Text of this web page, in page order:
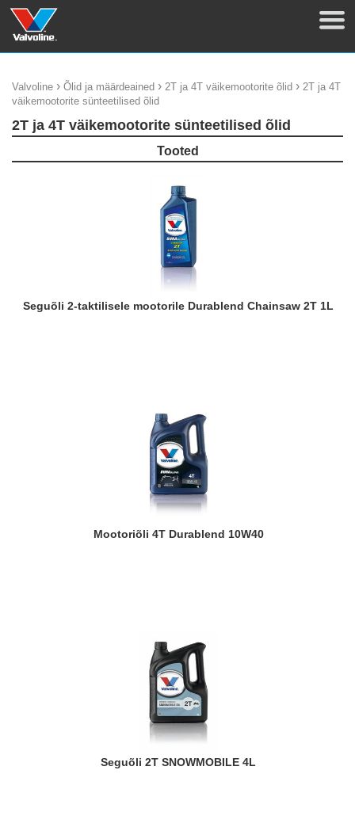
Valvoline › Õlid ja määrdeained › 2T ja 4T väikemootorite õlid › 2T ja 4T
väikemootorite sünteetilised õlid
2T ja 4T väikemootorite sünteetilised õlid
Tooted
Seguõli 2-taktilisele mootorile Durablend Chainsaw 2T 1L
Mootoriõli 4T Durablend 10W40
Seguõli 2T SNOWMOBILE 4L